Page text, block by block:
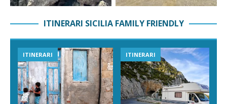
ITINERARI SICILIA FAMILY FRIENDLY
ITINERARI ITINERARI